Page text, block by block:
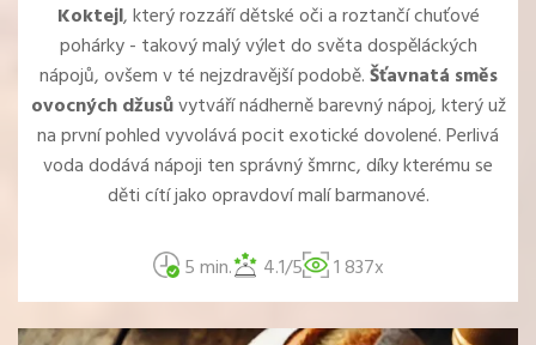
Koktejl, který rozzáří dětské oči a roztančí chuťové
pohárky - takový malý výlet do světa dospěláckých
nápojů, ovšem v té nejzdravější podobě.Šťavnatá směs
ovocných džusůvytváří nádherně barevný nápoj, který už
na první pohled vyvolává pocit exotické dovolené. Perlivá
voda dodává nápoji ten správný šmrnc, díky kterému se
děti cítí jako opravdoví malí barmanové.
5 min. 4.1/5 1 837x